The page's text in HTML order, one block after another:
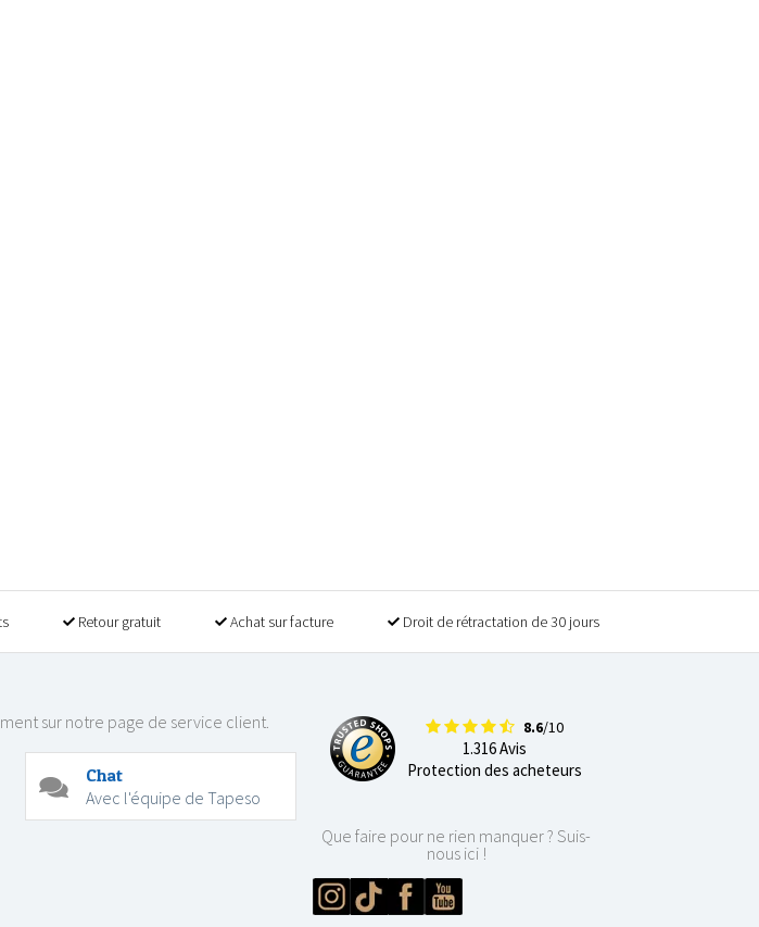
Retour gratuit Achat sur facture Droit de rétractation de 30 jours
sur notre page de service client.
Chat
Avec l'équipe de Tapeso
8.6/10
1.316 Avis
Protection des acheteurs
Que faire pour ne rien manquer ? Suis-
nous ici !